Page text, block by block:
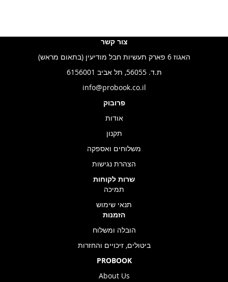
צור קשר
האגוז 6 פארק תעשיות חבל מודיעין (בתאום מראש)
ת.ד. 56055, תל אביב 6156001
info@probook.co.il
פרובוק
אודות
תקנון
משלוחים ואספקה
הצהרת נגישות
שרות לקוחות
תמיכה
תנאי שימוש
הזמנות
הובלה ומשלוח
ביטולים, זיכויים והחזרות
PROBOOK
About Us